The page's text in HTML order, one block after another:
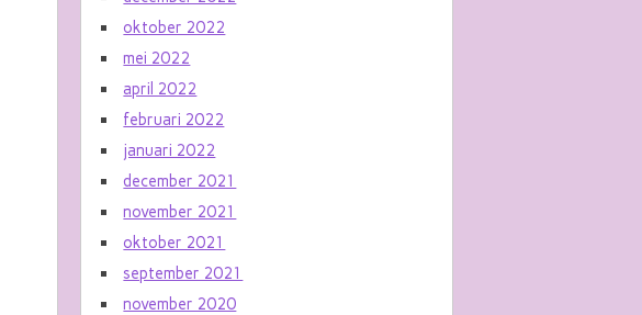
oktober 2022
mei 2022
april 2022
februari 2022
januari 2022
december 2021
november 2021
oktober 2021
september 2021
november 2020